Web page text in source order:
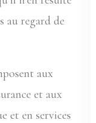
au regard de
aux
et aux
et en services